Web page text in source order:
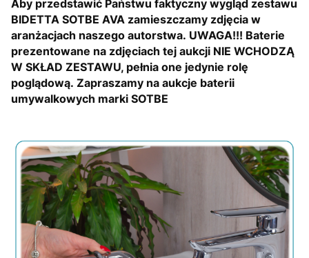
Aby przedstawić Państwu faktyczny wygląd zestawu
BIDETTA SOTBE AVA zamieszczamy zdjęcia w
aranżacjach naszego autorstwa. UWAGA!!! Baterie
prezentowane na zdjęciach tej aukcji NIE WCHODZĄ
W SKŁAD ZESTAWU, pełnia one jedynie rolę
poglądową. Zapraszamy na aukcje baterii
umywalkowych marki SOTBE